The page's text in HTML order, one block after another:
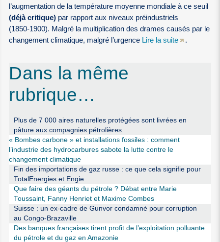
l’augmentation de la température moyenne mondiale à ce seuil
(déjà critique) par rapport aux niveaux préindustriels
(1850‑1900). Malgré la multiplication des drames causés par le
changement climatique, malgré l’urgence Lire la suite .
Dans la même
rubrique…
Plus de 7 000 aires naturelles protégées sont livrées en
pâture aux compagnies pétrolières
« Bombes carbone » et installations fossiles : comment
l’industrie des hydrocarbures sabote la lutte contre le
changement climatique
Fin des importations de gaz russe : ce que cela signifie pour
TotalEnergies et Engie
Que faire des géants du pétrole ? Débat entre Marie
Toussaint, Fanny Henriet et Maxime Combes
Suisse : un ex-cadre de Gunvor condamné pour corruption
au Congo-Brazaville
Des banques françaises tirent profit de l’exploitation polluante
du pétrole et du gaz en Amazonie